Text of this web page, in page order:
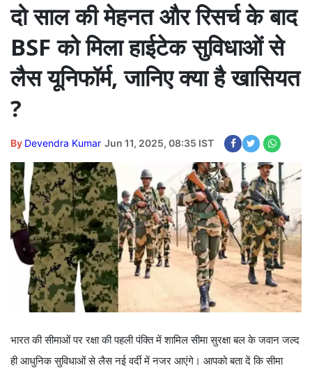
दो साल की मेहनत और रिसर्च के बाद
BSF को मिला हाईटेक सुविधाओं से
लैस यूनिफॉर्म, जानिए क्या है खासियत
?
By Devendra Kumar Jun 11, 2025, 08:35 IST
भारत की सीमाओं पर रक्षा की पहली पंक्ति में शामिल सीमा सुरक्षा बल के जवान जल्द
ही आधुनिक सुविधाओं से लैस नई वर्दी में नजर आएंगे। आपको बता दें कि सीमा